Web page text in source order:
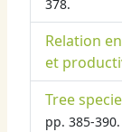
378.
Relation
et
Tree
pp. 385-390.